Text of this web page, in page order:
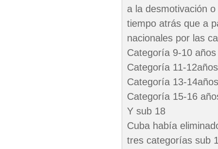
a la desmotivación
tiempo atrás que a
nacionales por las
Categoría 9-10 años
Categoría 11-12años
Categoría 13-14años
Categoría 15-16
Y sub 18
Cuba había
tres categorías sub